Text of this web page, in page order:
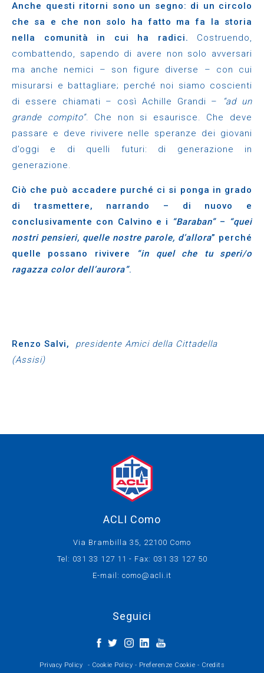
Anche questi ritorni sono un segno: di un circolo
che sa e che non solo ha fatto ma fa la storia
nella comunità in cui ha radici. Costruendo,
combattendo, sapendo di avere non solo avversari
ma anche nemici – son figure diverse – con cui
misurarsi e battagliare; perché noi siamo coscienti
di essere chiamati – così Achille Grandi – “ad un
grande compito”. Che non si esaurisce. Che deve
passare e deve rivivere nelle speranze dei giovani
d’oggi e di quelli futuri: di generazione in
generazione.
Ciò che può accadere purché ci si ponga in grado
di trasmettere, narrando – di nuovo e
conclusivamente con Calvino e i
“Baraban”–
“quei
nostri pensieri, quelle nostre parole, d’allora” perché
quelle possano rivivere
“in quel che tu speri/o
ragazza color dell’aurora”.
Renzo Salvi, presidente Amici della Cittadella
(Assisi)
ACLI Como
Via Brambilla 35, 22100 Como
Tel: 031 33 127 11 - Fax: 031 33 127 50
E-mail: como@acli.it
Seguici
Privacy Policy - Cookie Policy - Preferenze Cookie - Credits